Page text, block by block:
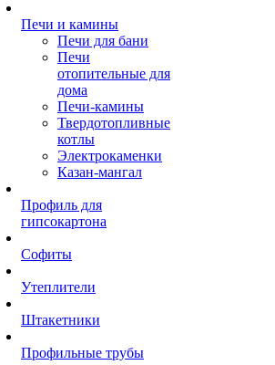
Печи и камины
Печи для бани
Печи
отопительные для
дома
Печи-камины
Твердотопливные
котлы
Электрокаменки
Казан-мангал
Профиль для
гипсокартона
Софиты
Утеплители
Штакетники
Профильные трубы